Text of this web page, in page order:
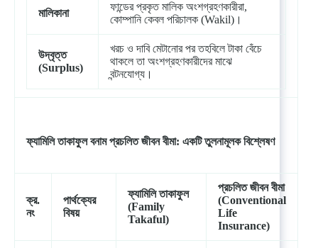
মালিকানা
ফান্ডের প্রকৃত মালিক অংশগ্রহণকারীরা,
কোম্পানি কেবল পরিচালক (Wakil)।
উদ্বৃত্ত
(Surplus)
খরচ ও দাবি মেটানোর পর তহবিলে টাকা বেঁচে
থাকলে তা অংশগ্রহণকারীদের মাঝে
বন্টনযোগ্য।
ফ্যামিলি তাকাফুল বনাম প্রচলিত জীবন বীমা: একটি তুলনামূলক বিশ্লেষণ
ক্র.
নং
পার্থক্যের
বিষয়
ফ্যামিলি তাকাফুল
(Family
Takaful)
প্রচলিত জীবন বীমা
(Conventional
Life
Insurance)